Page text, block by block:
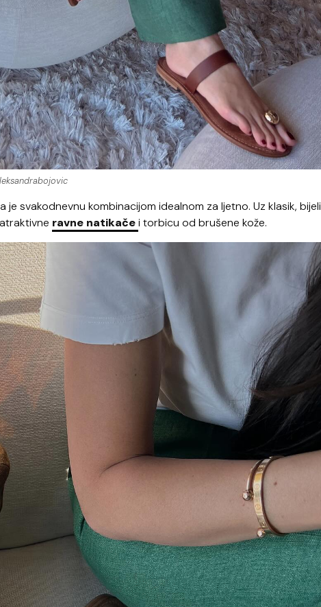
svakodnevnu kombinacijom idealnom za ljetno. Uz klasik, bijeli
ravne natikačei torbicu od brušene kože.